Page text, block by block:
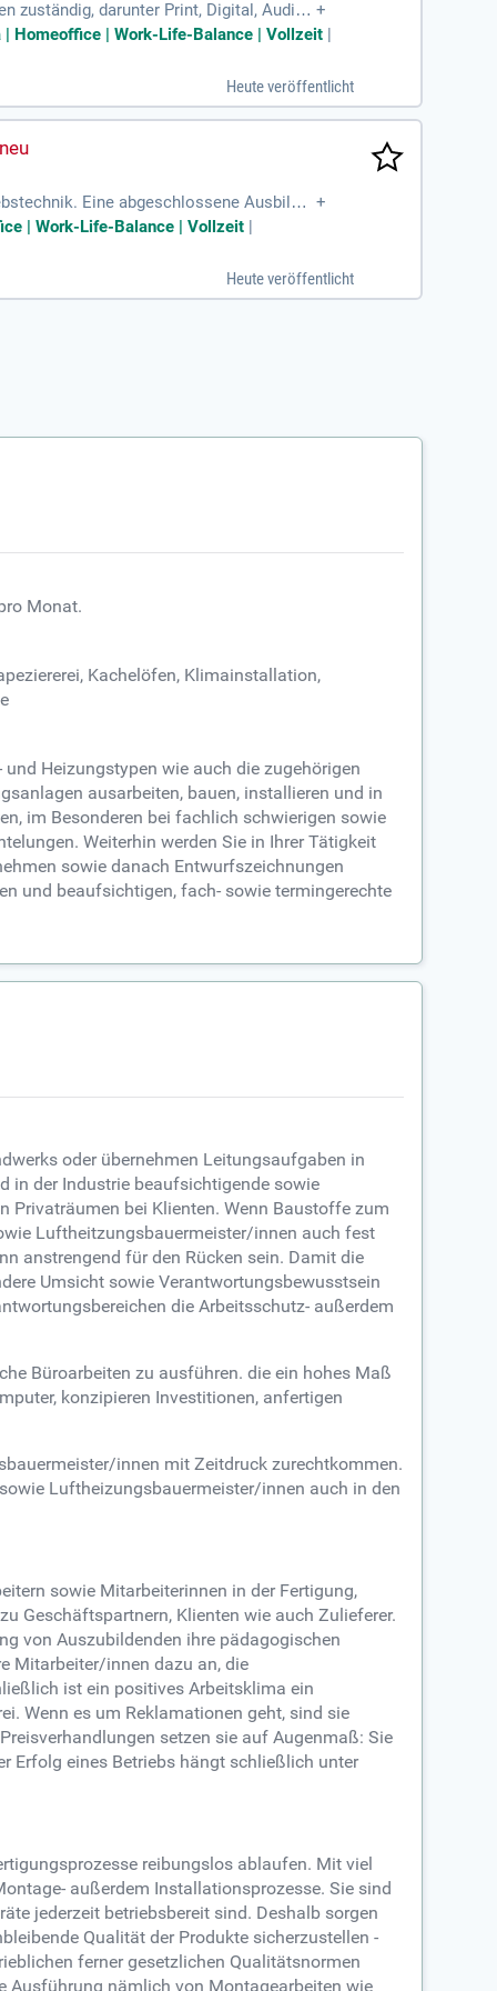
zuständig, darunter Print, Digital, Audio
Video-Calls, E-Mail und persönlich
und Wettbewerbsbeobachtungen d
Verantwortungsbereich. Mit Ihrem N
+
Homeoffice | Work-Life-Balance | Vollzeit |
Heute veröffentlicht
Eine abgeschlossene Ausbildu
in der Wartung und Instandhaltung von
von Ersatzteilen. Auch die Mitarbeit
+
| Work-Life-Balance | Vollzeit |
Heute veröffentlicht
Monat.
Kachelöfen, Klimainstallation,
Heizungstypen wie auch die zugehörigen
ausarbeiten, bauen, installieren und in
im Besonderen bei fachlich schwierigen sowie
Weiterhin werden Sie in Ihrer Tätigkeit
sowie danach Entwurfszeichnungen
und beaufsichtigen, fach- sowie termingerechte
oder übernehmen Leitungsaufgaben in
in der Industrie beaufsichtigende sowie
Privaträumen bei Klienten. Wenn Baustoffe zum
Luftheitzungsbauermeister/innen auch fest
anstrengend für den Rücken sein. Damit die
Umsicht sowie Verantwortungsbewusstsein
die Arbeitsschutz- außerdem
Büroarbeiten zu ausführen. die ein hohes Maß
konzipieren Investitionen, anfertigen
innen mit Zeitdruck zurechtkommen.
Luftheizungsbauermeister/innen auch in den
sowie Mitarbeiterinnen in der Fertigung,
Geschäftspartnern, Klienten wie auch Zulieferer.
von Auszubildenden ihre pädagogischen
Mitarbeiter/innen dazu an, die
ist ein positives Arbeitsklima ein
Wenn es um Reklamationen geht, sind sie
setzen sie auf Augenmaß: Sie
Erfolg eines Betriebs hängt schließlich unter
reibungslos ablaufen. Mit viel
außerdem Installationsprozesse. Sie sind
jederzeit betriebsbereit sind. Deshalb sorgen
Qualität der Produkte sicherzustellen -
ferner gesetzlichen Qualitätsnormen
Ausführung nämlich von Montagearbeiten wie